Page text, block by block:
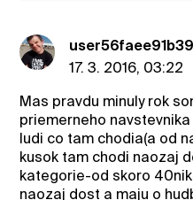
17. 3. 2016, 03:22
Mas pravdu minuly rok
priemerneho
ludi co tam chodia(a od
kusok tam chodi naozaj
kategorie-od skoro
naozaj dost a maju o